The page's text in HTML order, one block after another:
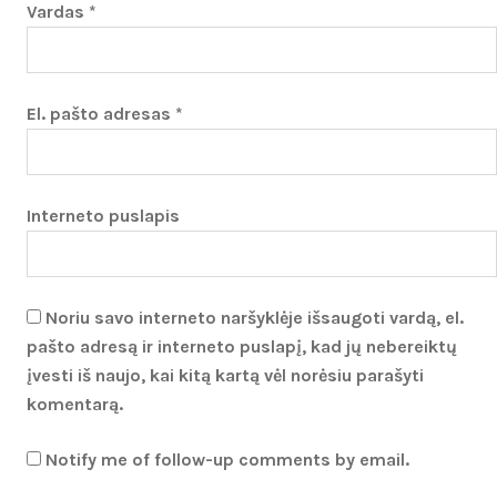
Vardas *
El. pašto adresas *
Interneto puslapis
Noriu savo interneto naršyklėje išsaugoti vardą, el.
pašto adresą ir interneto puslapį, kad jų nebereiktų
įvesti iš naujo, kai kitą kartą vėl norėsiu parašyti
komentarą.
Notify me of follow-up comments by email.